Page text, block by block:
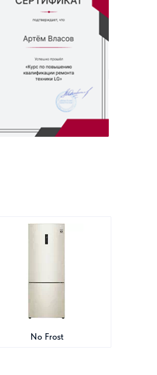
No Frost